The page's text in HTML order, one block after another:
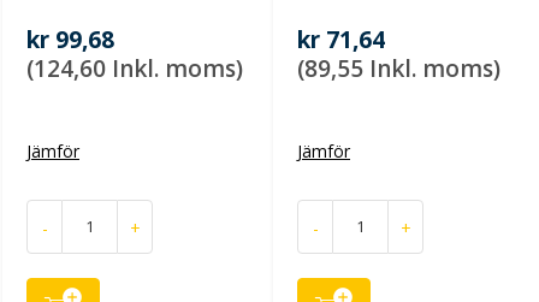
kr 99,68
(124,60 Inkl. moms)
Jämför
- +
kr 71,64
(89,55 Inkl. moms)
Jämför
- +